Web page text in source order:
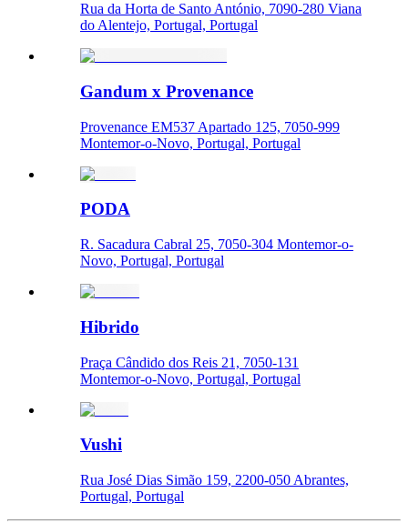
Rua da Horta de Santo António, 7090-280 Viana
do Alentejo, Portugal, Portugal
Gandum x Provenance
Provenance EM537 Apartado 125, 7050-999
Montemor-o-Novo, Portugal, Portugal
PODA
R. Sacadura Cabral 25, 7050-304 Montemor-o-
Novo, Portugal, Portugal
Hibrido
Praça Cândido dos Reis 21, 7050-131
Montemor-o-Novo, Portugal, Portugal
Vushi
Rua José Dias Simão 159, 2200-050 Abrantes,
Portugal, Portugal